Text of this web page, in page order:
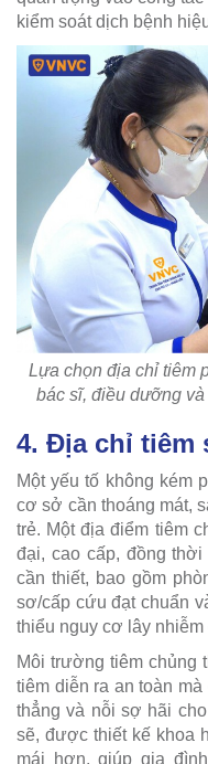
kiểm soát dịch bệnh
Lựa chọn địa chỉ tiêm
bác sĩ, điều dưỡng
4. Địa chỉ tiêm
Một yếu tố không kém
cơ sở cần thoáng mát,
trẻ. Một địa điểm tiêm
đại, cao cấp, đồng
cần thiết, bao gồm
sơ/cấp cứu đạt chuẩn
thiểu nguy cơ lây nhiễm
Môi trường tiêm chủng
tiêm diễn ra an toàn
thẳng và nỗi sợ hãi
sẽ, được thiết kế khoa
mái hơn, giúp gia